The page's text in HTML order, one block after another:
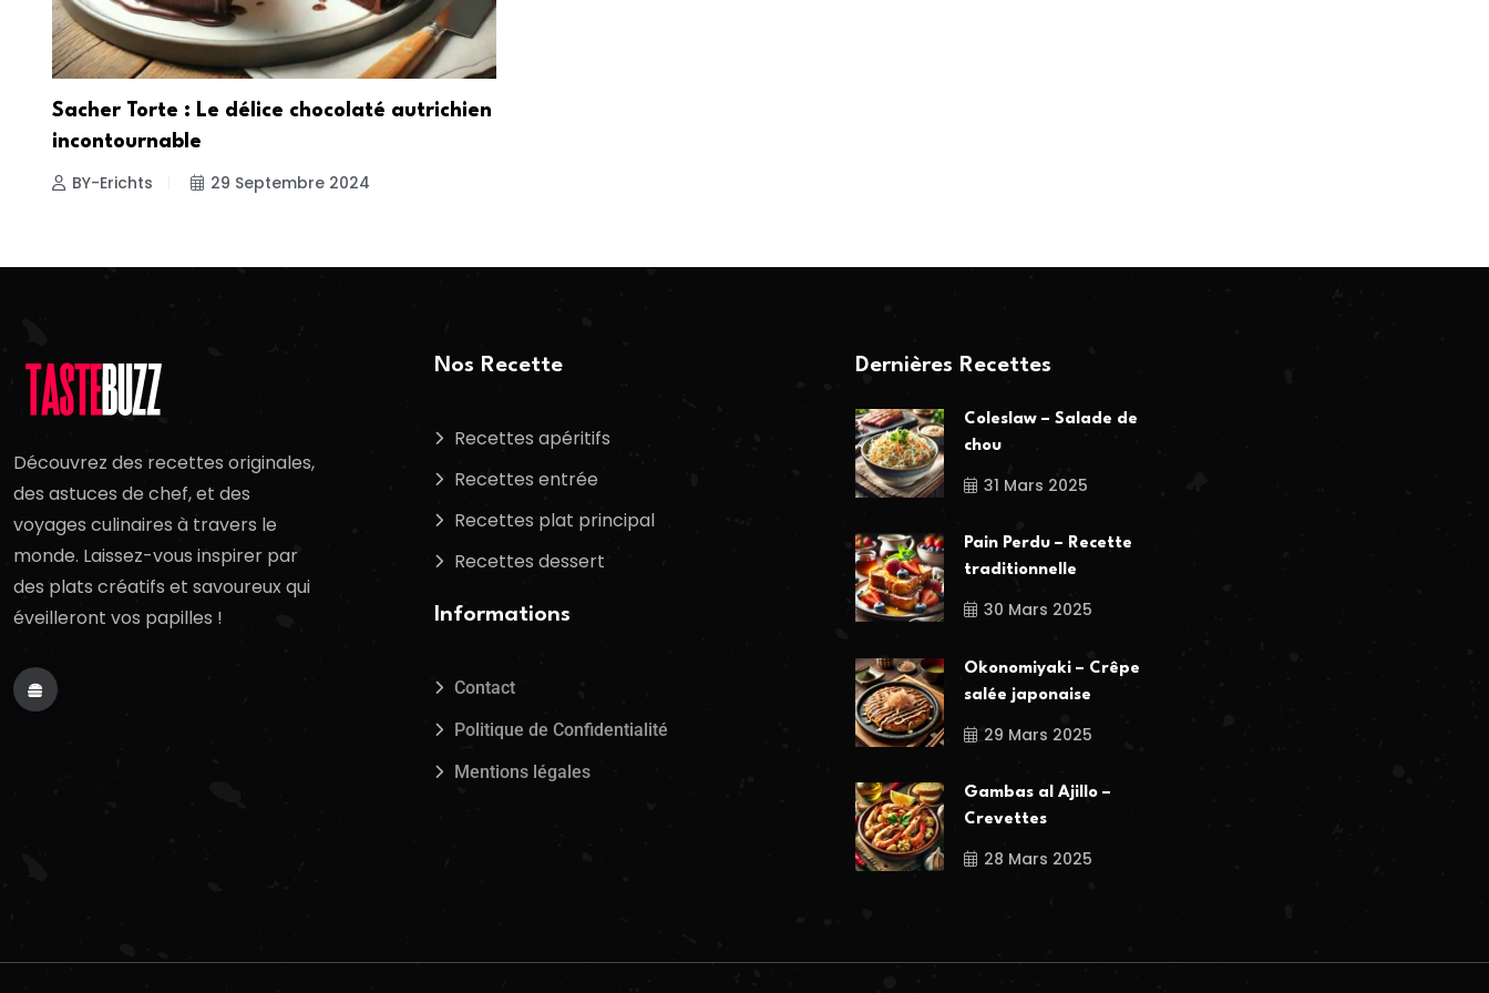
Sacher Torte : Le délice chocolaté autrichien
incontournable
BY-Erichts 29 Septembre 2024
Découvrez des recettes originales,
des astuces de chef, et des
voyages culinaires à travers le
monde. Laissez-vous inspirer par
des plats créatifs et savoureux qui
éveilleront vos papilles !
Nos Recette
Recettes apéritifs
Recettes entrée
Recettes plat principal
Recettes dessert
Informations
Contact
Politique de Confidentialité
Mentions légales
Dernières Recettes
Coleslaw – Salade de
chou
31 Mars 2025
Pain Perdu – Recette
traditionnelle
30 Mars 2025
Okonomiyaki – Crêpe
salée japonaise
29 Mars 2025
Gambas al Ajillo –
Crevettes
28 Mars 2025